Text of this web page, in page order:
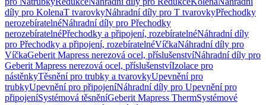
díly pro KolenaT tvarovkyNáhradní díly pro T tvarovkyPřechodky
nerozebíratelnéNáhradní díly pro Přechodky
nerozebíratelnéPřechodky a připojení, rozebíratelnéNáhradní díly
pro Přechodky a připojení, rozebíratelnéVíčkaNáhradní díly pro
VíčkaGeberit Mapress nerezová ocel, příslušenstvíNáhradní díly pro
Geberit Mapress nerezová ocel, příslušenstvíIzolace pro
nástěnkyTěsnění pro trubky a tvarovkyUpevnění pro
trubkyUpevnění pro připojeníNáhradní díly pro Upevnění pro
připojeníSystémová těsněníGeberit Mapress ThermSystémové